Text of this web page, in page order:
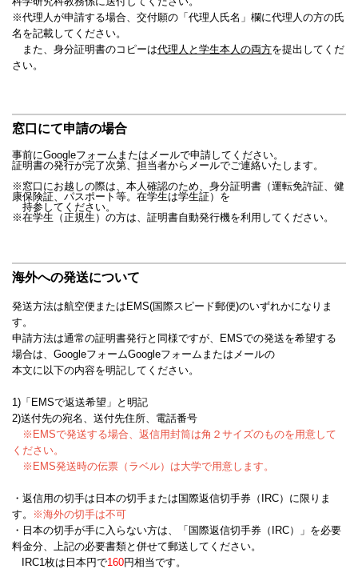
※代理人が申請する場合、交付願の「代理人氏名」欄に代理人の方の氏
名を記載してください。
また、身分証明書のコピーは代理人と学生本人の両方を提出してくだ
さい。
窓口にて申請の場合
事前にGoogleフォームまたはメールで申請してください。
証明書の発行が完了次第、担当者からメールでご連絡いたします。
※窓口にお越しの際は、本人確認のため、身分証明書（運転免許証、健
康保険証、パスポート等。在学生は学生証）を
持参してください。
※在学生（正規生）の方は、証明書自動発行機を利用してください。
海外への発送について
発送方法は航空便またはEMS(国際スピード郵便)のいずれかになりま
す。
申請方法は通常の証明書発行と同様ですが、EMSでの発送を希望する
場合は、GoogleフォームGoogleフォームまたはメールの
本文に以下の内容を明記してください。
1)「EMSで返送希望」と明記
2)送付先の宛名、送付先住所、電話番号
※EMSで発送する場合、返信用封筒は角２サイズのものを用意して
ください。
※EMS発送時の伝票（ラベル）は大学で用意します。
・返信用の切手は日本の切手または国際返信切手券（IRC）に限りま
す。
※海外の切手は不可
・日本の切手が手に入らない方は、「国際返信切手券（IRC）」を必要
料金分、上記の必要書類と併せて郵送してください。
IRC1枚は日本円で160円相当です。